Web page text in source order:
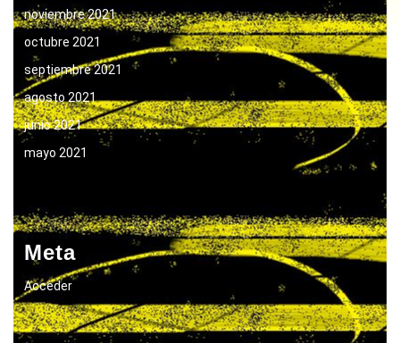
noviembre 2021
octubre 2021
septiembre 2021
agosto 2021
junio 2021
mayo 2021
Meta
Acceder